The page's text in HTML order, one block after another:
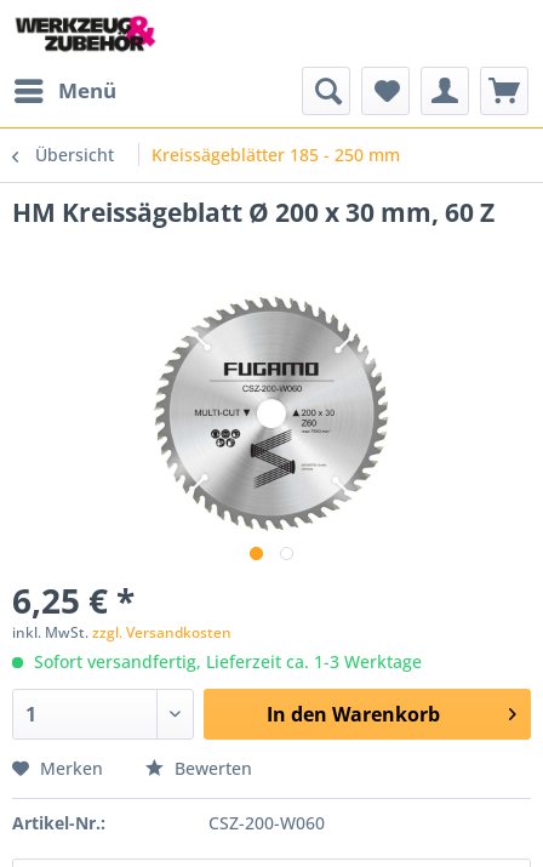
Menü
Übersicht Kreissägeblätter 185 - 250 mm
HM Kreissägeblatt Ø 200 x 30 mm, 60 Z
6,25 € *
inkl. MwSt.zzgl. Versandkosten
Sofort versandfertig, Lieferzeit ca. 1-3 Werktage
In den Warenkorb
Merken Bewerten
Artikel-Nr.: CSZ-200-W060